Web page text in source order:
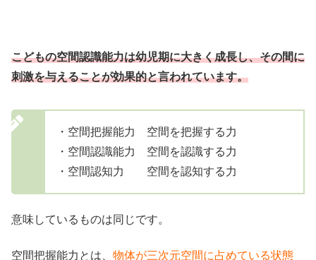
こどもの空間認識能力は幼児期に大きく成長し、その間に
刺激を与えることが効果的と言われています。
・空間把握能力 空間を把握する力
・空間認識能力 空間を認識する力
・空間認知力 空間を認知する力
意味しているものは同じです。
空間把握能力とは、 物体が三次元空間に占めている状態